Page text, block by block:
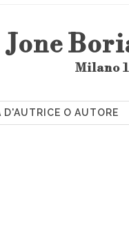
Jone
Milano
D'AUTRICE O AUTORE